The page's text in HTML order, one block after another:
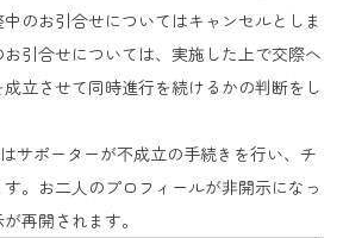
のお引合せについてはキャンセルとしま
引合せについては、実施した上で交際へ
立させて同時進行を続けるかの判断をし
ポーターが不成立の手続きを行い、チ
。お二人のプロフィールが非開示になっ
再開されます。